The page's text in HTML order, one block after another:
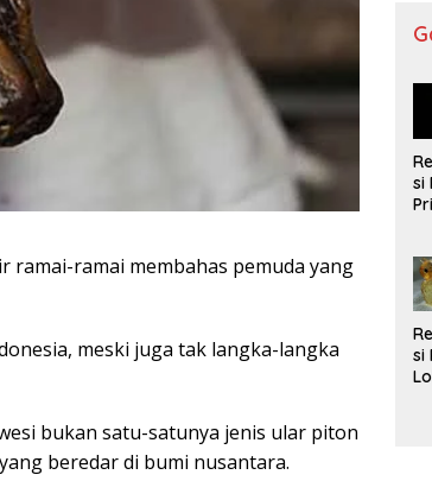
ramai-ramai membahas pemuda yang
meski juga tak langka-langka
bukan satu-satunya jenis ular piton
beredar di bumi nusantara.
si
si